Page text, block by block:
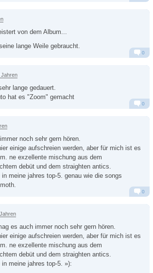
von dem Album...
lange Weile gebraucht.
0
Jahren
lange gedauert.
hat es "Zoom" gemacht
0
noch sehr gern hören.
einige aufschreien werden, aber für mich ist es
ne exzellente mischung aus dem
debüt und dem straighten antics.
meine jahres top-5. genau wie die songs
0
es auch immer noch sehr gern hören.
einige aufschreien werden, aber für mich ist es
ne exzellente mischung aus dem
debüt und dem straighten antics.
meine jahres top-5. »):